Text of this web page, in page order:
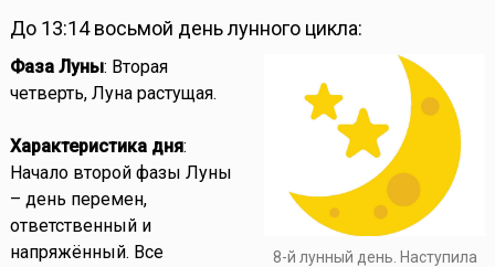
До 13:14 восьмой день лунного цикла:
8-й лунный день. Наступила
Фаза Луны: Вторая
четверть, Луна растущая.
Характеристика дня:
Начало второй фазы Луны
– день перемен,
ответственный и
напряжённый. Все